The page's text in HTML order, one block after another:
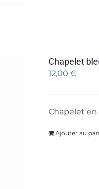
Chapelet
12,00 €
Chapelet en
Ajouter au